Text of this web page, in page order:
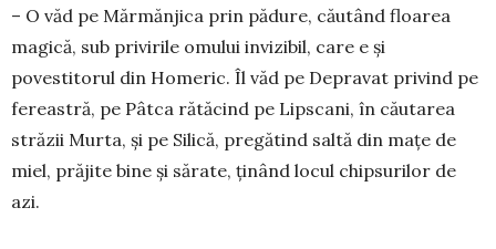
– O văd pe Mărmănjica prin pădure, căutând floarea
magică, sub privirile omului invizibil, care e și
povestitorul din Homeric. Îl văd pe Depravat privind pe
fereastră, pe Pâtca rătăcind pe Lipscani, în căutarea
străzii Murta, și pe Silică, pregătind saltă din mațe de
miel, prăjite bine și sărate, ținând locul chipsurilor de
azi.